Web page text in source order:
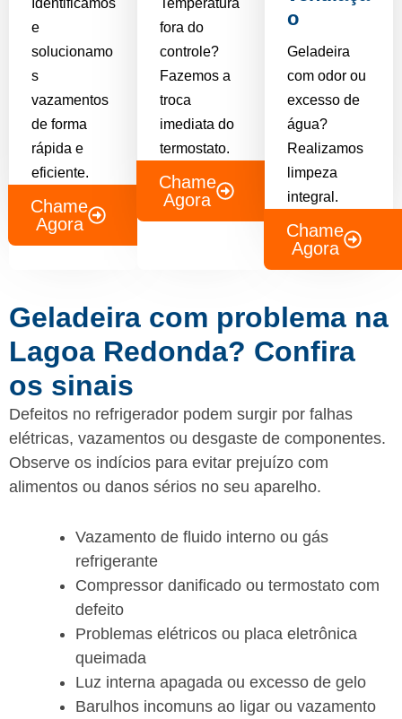
e
solucionamo
s
vazamentos
de forma
rápida e
eficiente.
Chame
Agora
fora do
controle?
Fazemos a
troca
imediata do
termostato.
Chame
Agora
o
Geladeira
com odor ou
excesso de
água?
Realizamos
limpeza
integral.
Chame
Agora
Geladeira com problema na
Lagoa Redonda? Confira
os sinais
Defeitos no refrigerador podem surgir por falhas
elétricas, vazamentos ou desgaste de componentes.
Observe os indícios para evitar prejuízo com
alimentos ou danos sérios no seu aparelho.
Vazamento de fluido interno ou gás
refrigerante
Compressor danificado ou termostato com
defeito
Problemas elétricos ou placa eletrônica
queimada
Luz interna apagada ou excesso de gelo
Barulhos incomuns ao ligar ou vazamento